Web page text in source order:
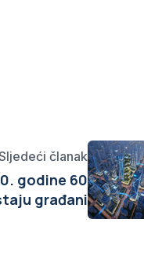
članak
godine 60
građani